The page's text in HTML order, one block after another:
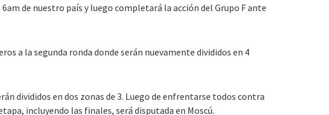
de nuestro país y luego completará la acción del Grupo F ante
a la segunda ronda donde serán nuevamente divididos en 4
divididos en dos zonas de 3. Luego de enfrentarse todos contra
incluyendo las finales, será disputada en Moscú.